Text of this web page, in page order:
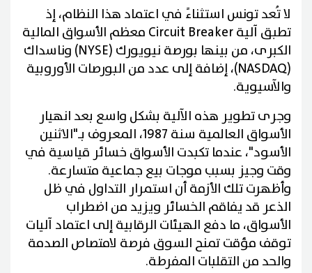
لا تُعد تونس استثناءً في اعتماد هذا النظام، إذ
تطبق آلية Circuit Breaker معظم الأسواق المالية
الكبرى، من بينها بورصة نيويورك (NYSE) وناسداك
(NASDAQ)، إضافة إلى عدد من البورصات الأوروبية
والآسيوية.
وجرى تطوير هذه الآلية بشكل واسع بعد انهيار
الأسواق العالمية سنة 1987، المعروف بـ"الاثنين
الأسود"، عندما تكبدت الأسواق خسائر قياسية في
وقت وجيز بسبب موجات بيع جماعية متسارعة.
وأظهرت تلك الأزمة أن استمرار التداول في ظل
الذعر قد يفاقم الخسائر ويزيد من اضطراب
الأسواق، ما دفع الهيئات الرقابية إلى اعتماد آليات
توقف مؤقت تمنح السوق فرصة لامتصاص الصدمة
والحد من التقلبات المفرطة.